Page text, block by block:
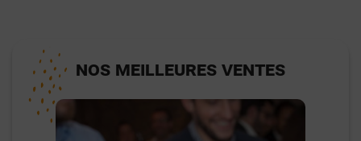
NOS MEILLEURES VENTES